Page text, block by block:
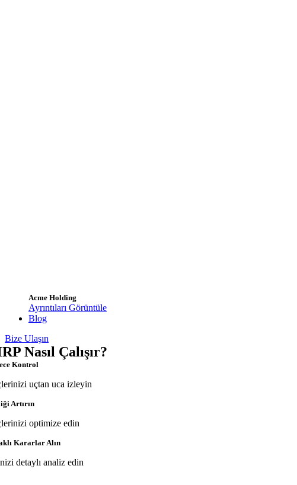
Acme Holding
Ayrıntıları Görüntüle
Blog
Bize Ulaşın
Nasıl Çalışır?
Kontrol
uçtan uca izleyin
Artırın
optimize edin
Kararlar Alın
detaylı analiz edin